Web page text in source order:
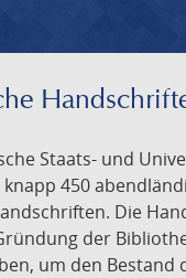
Staats- und
450
Die
der
um den Bestand